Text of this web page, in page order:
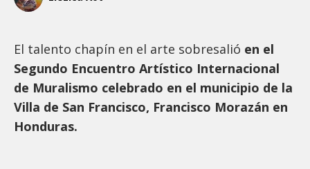
El talento chapín en el arte sobresalió en el
Segundo Encuentro Artístico Internacional
de Muralismo celebrado en el municipio de la
Villa de San Francisco, Francisco Morazán en
Honduras.